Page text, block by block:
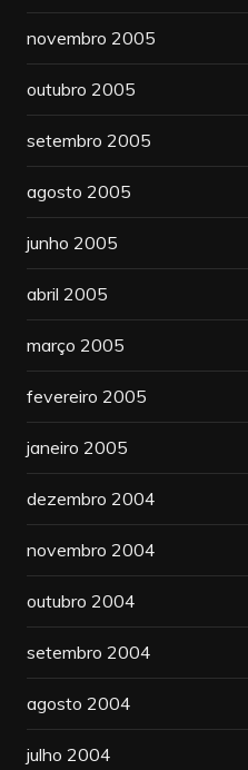
novembro 2005
outubro 2005
setembro 2005
agosto 2005
junho 2005
abril 2005
março 2005
fevereiro 2005
janeiro 2005
dezembro 2004
novembro 2004
outubro 2004
setembro 2004
agosto 2004
julho 2004